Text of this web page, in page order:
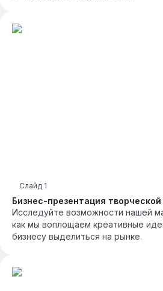
Бизнес-презентация
Слайд 1
Исследуйте возможности нашей
как мы воплощаем креативные
бизнесу выделиться на рынке.